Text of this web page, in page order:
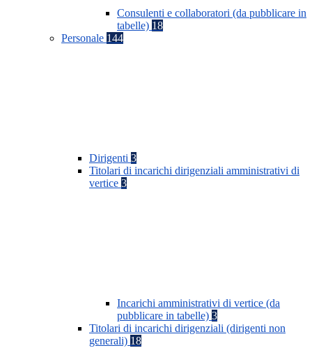
Consulenti e collaboratori (da pubblicare in
tabelle) 18
Personale 144
Dirigenti 3
Titolari di incarichi dirigenziali amministrativi di
vertice 3
Incarichi amministrativi di vertice (da
pubblicare in tabelle) 3
Titolari di incarichi dirigenziali (dirigenti non
generali) 18